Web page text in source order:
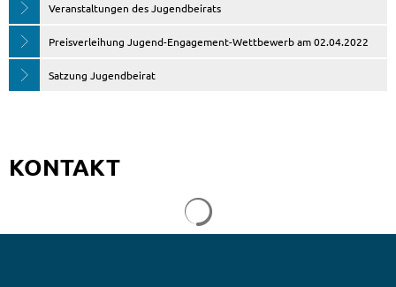
Veranstaltungen des Jugendbeirats
Preisverleihung Jugend-Engagement-Wettbewerb am 02.04.2022
Satzung Jugendbeirat
KONTAKT